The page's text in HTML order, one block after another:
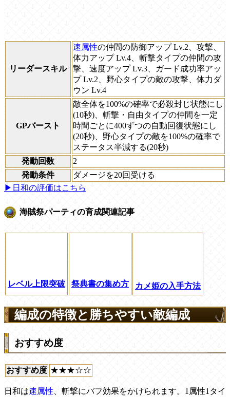
リーダースキル
速属性の仲間の防御アップ Lv.2、攻撃、
体力アップ Lv.4、斬撃タイプの仲間の攻
撃、速度アップ Lv.3、ガード成功率アッ
プ Lv.2、野心タイプの敵の攻撃、体力ダ
ウン Lv.4
GPバースト
敵全体を100%の確率で必殺封じ状態にし
(10秒)、斬撃・自由タイプの仲間を一定
時間ごとに400ずつの自動回復状態にし
(20秒)、野心タイプの敵を100%の確率で
ステータス半減する(20秒)
発動回数
2
発動条件
ダメージを20回受ける
▶日和の評価はこちら
海賊祭パーティの育成関連記事
レベル上限突破 祭典書の集め方 カメ姫の入手方法
編成の特徴と勝ちやすい敵編成
おすすめ度
おすすめ度 ★★★☆☆
日和は速属性、斬撃にバフ効果をかけられます。1属性1タイ